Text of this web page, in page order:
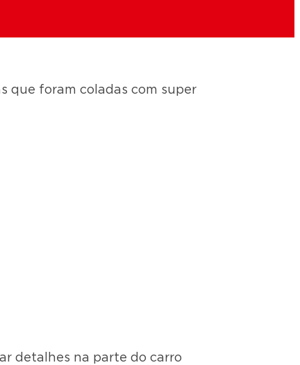
que foram coladas com super
detalhes na parte do carro